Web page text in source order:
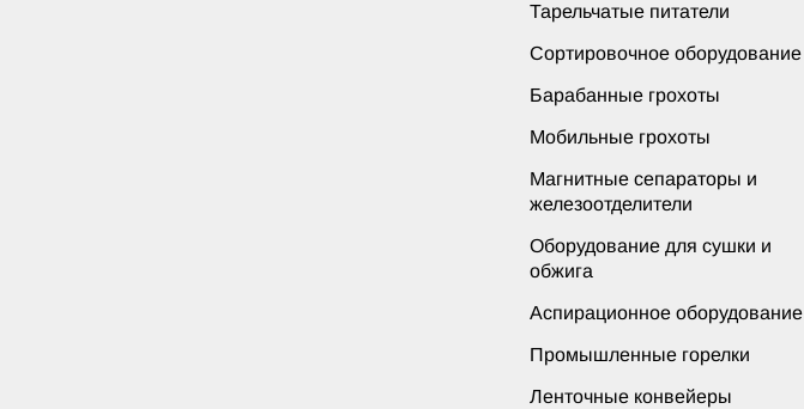
Тарельчатые питатели
Сортировочное оборудование
Барабанные грохоты
Мобильные грохоты
Магнитные сепараторы и
железоотделители
Оборудование для сушки и
обжига
Аспирационное оборудование
Промышленные горелки
Ленточные конвейеры